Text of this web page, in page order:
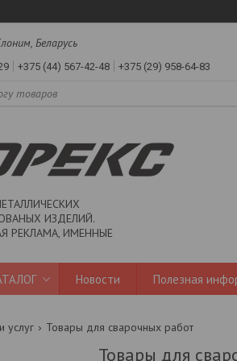
Беларусь
+375 (44) 567-42-48 +375 (29) 958-64-83
ИЗДЕЛИЙ.
РЕКЛАМА, ИМЕННЫЕ
Новости Полезная
услуг Товары для сварочных работ
Товары для